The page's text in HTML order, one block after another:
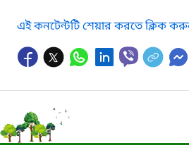
এই কনটেন্টটি শেয়ার করতে ক্লিক